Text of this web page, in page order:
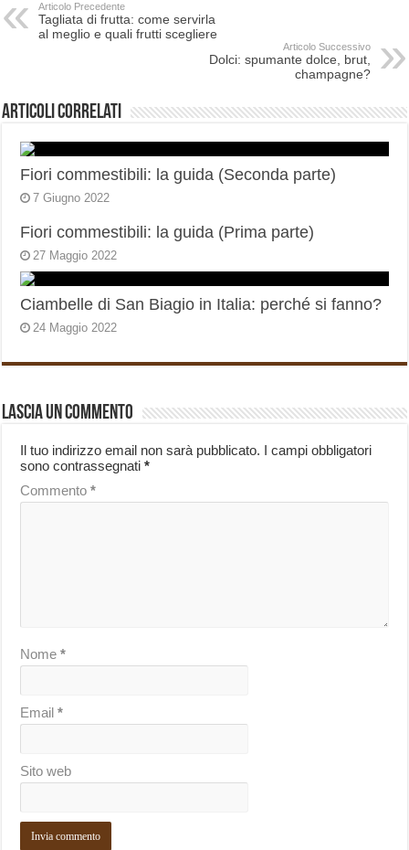
Articolo Precedente
Tagliata di frutta: come servirla
al meglio e quali frutti scegliere
Articolo Successivo
Dolci: spumante dolce, brut,
champagne?
Articoli correlati
Fiori commestibili: la guida (Seconda parte)
7 Giugno 2022
Fiori commestibili: la guida (Prima parte)
27 Maggio 2022
Ciambelle di San Biagio in Italia: perché si fanno?
24 Maggio 2022
Lascia un commento
Il tuo indirizzo email non sarà pubblicato. I campi obbligatori
sono contrassegnati*
Commento*
Nome*
Email*
Sito web